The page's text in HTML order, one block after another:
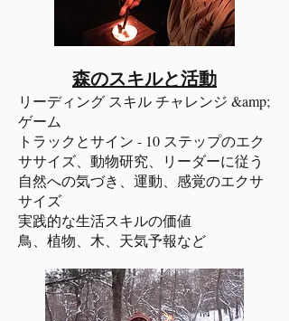
森のスキルと活動
リーディング スキル チャレンジ &amp;
ゲーム
トラックとサイン - 10 ステップのエク
ササイズ、動物研究、リーダーに従う
自然への気づき、運動、感覚のエクサ
サイズ
実践的な生活スキルの価値
鳥、植物、木、天気予報など